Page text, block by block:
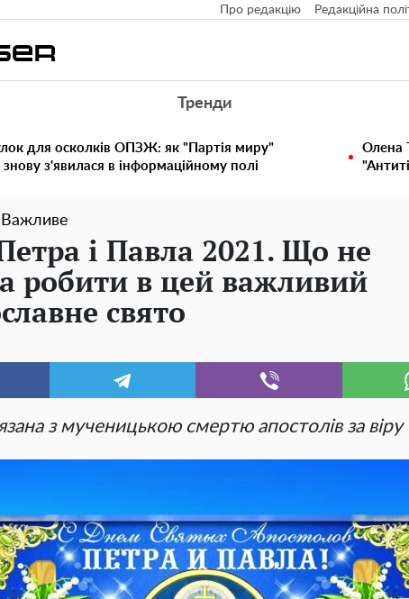
Про редакцію Редакційна
Тренди
для осколків ОПЗЖ: як "Партія миру"
з'явилася в інформаційному полі
Олена
Важливе
і Павла 2021. Що не
робити в цей важливий
свято
з мученицькою смертю апостолів за віру